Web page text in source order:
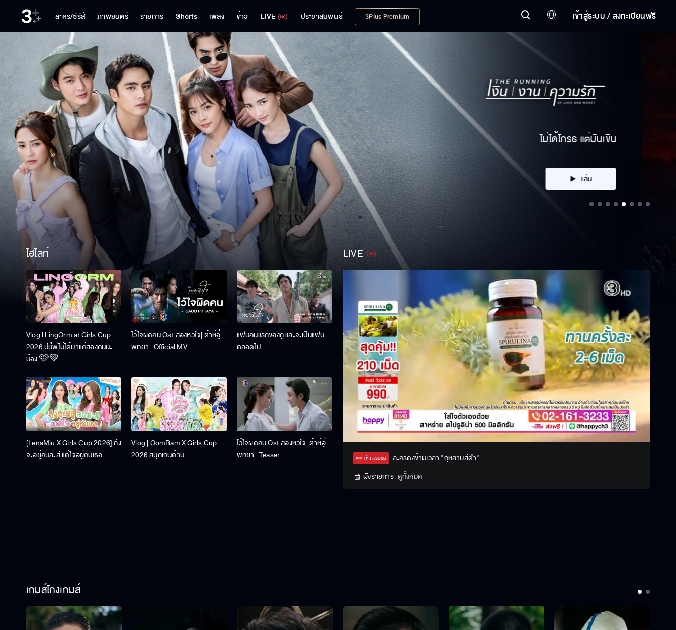
ละคร/ซีรีส์ ภาพยนตร์ รายการ Shorts เพลง ข่าว LIVE ประชาสัมพันธ์ 3Plus Premium เข้าสู่ระบบ / ลงทะเบียนฟรี
มีคนที่น่าจะช่วยเราได้
ไฮไลท์
Vlog l LingOrm at Girls Cup
2026 ปีนี้พี่ไม่ได้มาแค่สองคนนะ
น้อง 🩷💚
ไว้ใจผิดคน Ost.สองหัวใจ| ต้าห์อู๋
พิทยา | Official MV
แฟนคนแรกของกู และจะเป็นแฟน
ตลอดไป
[LenaMiu X Girls Cup 2026] ถึง
จะอยู่คนละสี แต่ใจอยู่กับเธอ
Vlog | OomBam X Girls Cup
2026 สนุกเกินต้าน
ไว้ใจผิดคน Ost.สองหัวใจ| ต้าห์อู๋
พิทยา | Teaser
LIVE
UnmuteStream
Type
Settings
กำลังรับชม
ละครดังข้ามเวลา "กุหลาบสีดำ"
ผังรายการ ดูทั้งหมด
เกมส์โกงเกมส์